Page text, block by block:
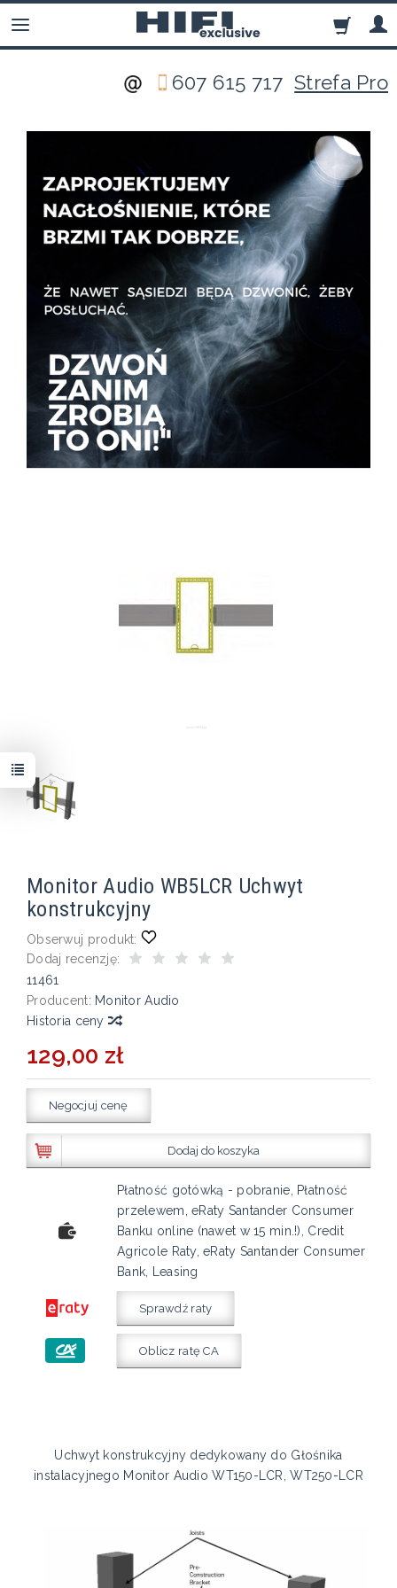
607 615 717Strefa Pro
Monitor Audio WB5LCR Uchwyt
konstrukcyjny
Obserwuj produkt:
Dodaj recenzję:
11461
Producent: Monitor Audio
Historia ceny
129,00 zł
Negocjuj cenę
Dodaj do koszyka
Płatność gotówką - pobranie, Płatność
przelewem, eRaty Santander Consumer
Banku online (nawet w 15 min.!), Credit
Agricole Raty, eRaty Santander Consumer
Bank, Leasing
Sprawdź raty
Oblicz ratę CA
Uchwyt konstrukcyjny dedykowany do Głośnika
instalacyjnego Monitor Audio WT150-LCR, WT250-LCR